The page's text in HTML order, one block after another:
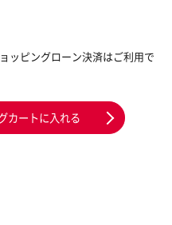
ッピングローン決済はご利用で
カートに入れる